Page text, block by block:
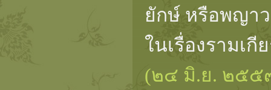
ยักษ์ หรือพญา
ในเรื่องรามเ
(๒๔ มิ.ย. ๒๕๕